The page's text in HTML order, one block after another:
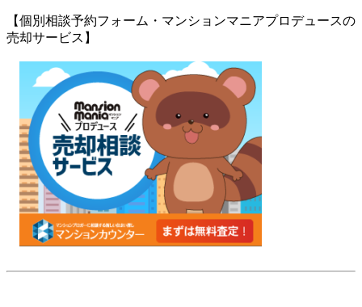
【個別相談予約フォーム・マンションマニアプロデュースの
売却サービス】